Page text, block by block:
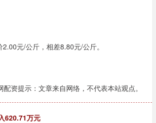
元/公斤，相差8.80元/公斤。
配资提示：文章来自网络，不代表本站观点。
620.71万元